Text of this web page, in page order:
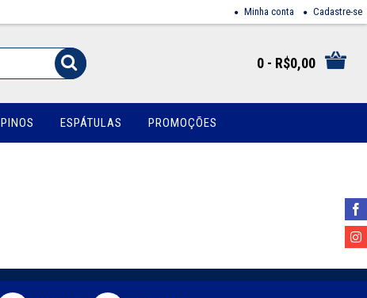
Minha conta Cadastre-se
0 - R$0,00
PINOS ESPÁTULAS PROMOÇÕES